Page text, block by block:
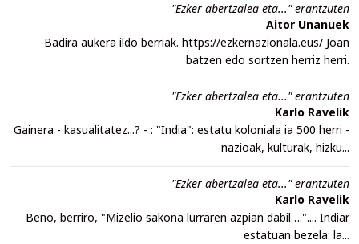
"Ezker abertzalea eta..." erantzuten
Aitor Unanuek
Badira aukera ildo berriak. https://ezkernazionala.eus/ Joan
batzen edo sortzen herriz herri.
"Ezker abertzalea eta..." erantzuten
Karlo Ravelik
Gainera - kasualitatez...? - : "India": estatu koloniala ia 500 herri -
nazioak, kulturak, hizku...
"Ezker abertzalea eta..." erantzuten
Karlo Ravelik
Beno, berriro, "Mizelio sakona lurraren azpian dabil….".... Indiar
estatuan bezela: la...